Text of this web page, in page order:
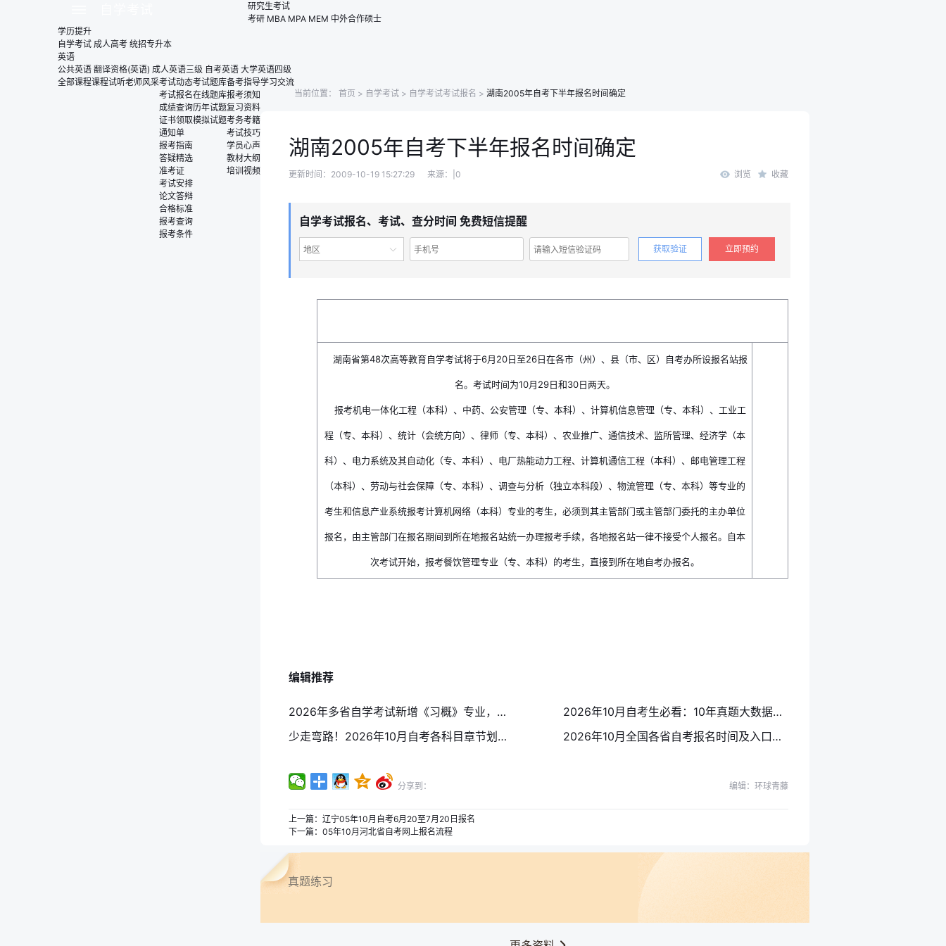
研究生考试
考研 MBA MPA MEM 中外合作硕士
学历提升
自学考试 成人高考 统招专升本
英语
公共英语 翻译资格(英语) 成人英语三级 自考英语 大学英语四级
全部课程课程试听老师风采考试动态
考试报名
成绩查询
证书领取
通知单
报考指南
答疑精选
准考证
考试安排
论文答辩
合格标准
报考查询
报考条件
考试题库
在线题库
历年试题
模拟试题
备考指导
报考须知
复习资料
考务考籍
考试技巧
学员心声
教材大纲
培训视频
学习交流
当前位置：
首页 > 自学考试 > 自学考试考试报名 > 湖南2005年自考下半年报名时间确定
湖南2005年自考下半年报名时间确定
更新时间：2009-10-19 15:27:29 来源：|0 浏览 收藏
自学考试报名、考试、查分时间 免费短信提醒
地区 获取验证 立即预约
湖南省第48次高等教育自学考试将于6月20日至26日在各市（州）、县（市、区）自考办所设报名站报
名。考试时间为10月29日和30日两天。
报考机电一体化工程（本科）、中药、公安管理（专、本科）、计算机信息管理（专、本科）、工业工
程（专、本科）、统计（会统方向）、律师（专、本科）、农业推广、通信技术、监所管理、经济学（本
科）、电力系统及其自动化（专、本科）、电厂热能动力工程、计算机通信工程（本科）、邮电管理工程
（本科）、劳动与社会保障（专、本科）、调查与分析（独立本科段）、物流管理（专、本科）等专业的
考生和信息产业系统报考计算机网络（本科）专业的考生，必须到其主管部门或主管部门委托的主办单位
报名，由主管部门在报名期间到所在地报名站统一办理报考手续，各地报名站一律不接受个人报名。自本
次考试开始，报考餐饮管理专业（专、本科）的考生，直接到所在地自考办报名。
编辑推荐
2026年多省自学考试新增《习概》专业，到底考什么?
2026年10月自考生必看：10年真题大数据，自考出题规律原来如此
少走弯路！2026年10月自考各科目章节划重点免费领，省时提分
2026年10月全国各省自考报名时间及入口汇总（更新中）
分享到： 编辑：环球青藤
上一篇： 辽宁05年10月自考6月20至7月20日报名
下一篇： 05年10月河北省自考网上报名流程
真题练习